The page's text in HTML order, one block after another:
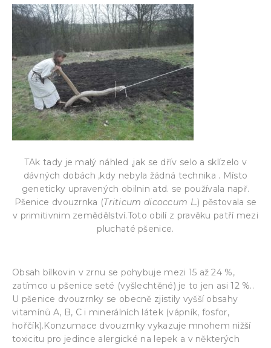
TAk tady je malý náhled ,jak se dřív selo a sklízelo v
dávných dobách ,kdy nebyla žádná technika . Místo
geneticky upravených obilnin atd. se používala např.
Pšenice dvouzrnka (Triticum dicoccum L.) pěstovala se
v primitivnim zemědělství.Toto obilí z pravěku patří mezi
pluchaté pšenice.
Obsah bílkovin v zrnu se pohybuje mezi 15 až 24 %,
zatímco u pšenice seté (vyšlechtěné) je to jen asi 12 %..
U pšenice dvouzrnky se obecně zjistily vyšší obsahy
vitamínů A, B, C i minerálních látek (vápník, fosfor,
hořčík).Konzumace dvouzrnky vykazuje mnohem nižší
toxicitu pro jedince alergické na lepek a v některých